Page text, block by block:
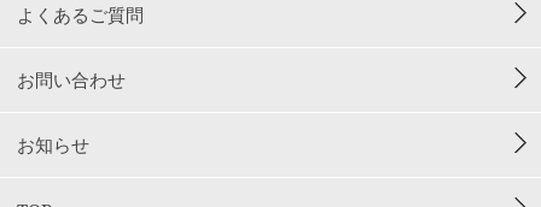
よくあるご質問
お問い合わせ
お知らせ